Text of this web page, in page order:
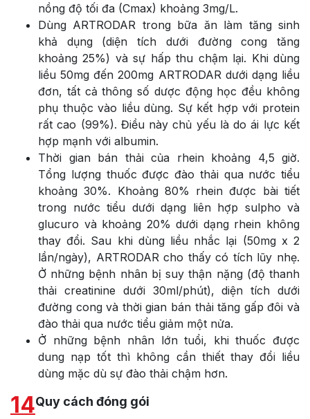
nồng độ tối đa (Cmax) khoảng 3mg/L.
Dùng ARTRODAR trong bữa ăn làm tăng sinh
khả dụng (diện tích dưới đường cong tăng
khoảng 25%) và sự hấp thu chậm lại. Khi dùng
liều 50mg đến 200mg ARTRODAR dưới dạng liều
đơn, tất cả thông số dược động học đều không
phụ thuộc vào liều dùng. Sự kết hợp với protein
rất cao (99%). Điều này chủ yếu là do ái lực kết
hợp mạnh với albumin.
Thời gian bán thải của rhein khoảng 4,5 giờ.
Tổng lượng thuốc được đào thải qua nước tiểu
khoảng 30%. Khoảng 80% rhein được bài tiết
trong nước tiểu dưới dạng liên hợp sulpho và
glucuro và khoảng 20% dưới dạng rhein không
thay đổi. Sau khi dùng liều nhắc lại (50mg x 2
lần/ngày), ARTRODAR cho thấy có tích lũy nhẹ.
Ở những bệnh nhân bị suy thận nặng (độ thanh
thải creatinine dưới 30ml/phút), diện tích dưới
đường cong và thời gian bán thải tăng gấp đôi và
đào thải qua nước tiểu giảm một nửa.
Ở những bệnh nhân lớn tuổi, khi thuốc được
dung nạp tốt thì không cần thiết thay đổi liều
dùng mặc dù sự đào thải chậm hơn.
14Quy cách đóng gói